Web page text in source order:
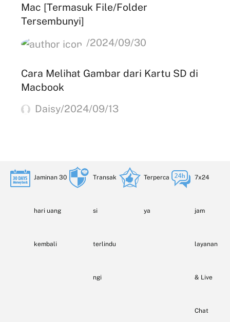
Mac [Termasuk File/Folder
Tersembunyi]
/2024/09/30
Cara Melihat Gambar dari Kartu SD di
Macbook
Daisy/2024/09/13
Jaminan 30
hari uang
kembali
Transak
si
terlindu
ngi
Terperca
ya
7x24
jam
layanan
& Live
Chat